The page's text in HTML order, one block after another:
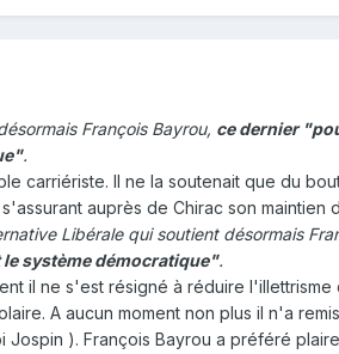
François Bayrou, ce dernier
.
carriériste. Il ne la soutenait que du
auprès de Chirac son
Libérale qui soutient désormais
système démocratique".
il ne s'est résigné à réduire
A aucun moment non plus il n'a
). François Bayrou a préféré